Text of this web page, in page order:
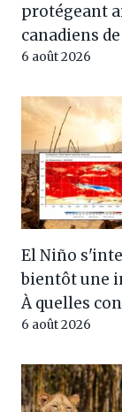
protégeant
canadiens
6 août 2026
El Niño
bientôt une
À quelles
6 août 2026